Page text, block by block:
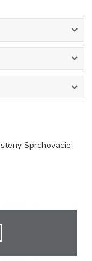
Sprchovacie